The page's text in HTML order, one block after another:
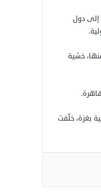
إلى دول
خشية
2023 و19 يناير/ كانون الثاني 2025، إبادة جماعية بغزة، خلّفت